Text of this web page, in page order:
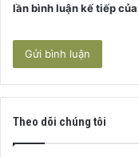
lần bình luận kế tiếp
Theo dõi chúng tôi